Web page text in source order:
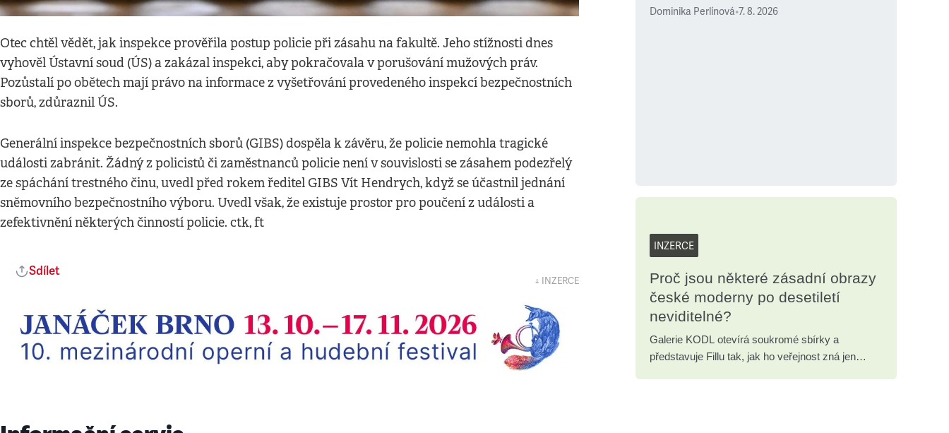
Otec chtěl vědět, jak inspekce prověřila postup policie při zásahu na fakultě. Jeho stížnosti dnes
vyhověl Ústavní soud (ÚS) a zakázal inspekci, aby pokračovala v porušování mužových práv.
Pozůstalí po obětech mají právo na informace z vyšetřování provedeného inspekcí bezpečnostních
sborů, zdůraznil ÚS.
Generální inspekce bezpečnostních sborů (GIBS) dospěla k závěru, že policie nemohla tragické
události zabránit. Žádný z policistů či zaměstnanců policie není v souvislosti se zásahem podezřelý
ze spáchání trestného činu, uvedl před rokem ředitel GIBS Vít Hendrych, když se účastnil jednání
sněmovního bezpečnostního výboru. Uvedl však, že existuje prostor pro poučení z události a
zefektivnění některých činností policie. ctk, ft
Sdílet
↓ INZERCE
Dominika Perlínová•7. 8. 2026
INZERCE
Proč jsou některé zásadní obrazy
české moderny po desetiletí
neviditelné?
Galerie KODL otevírá soukromé sbírky a
představuje Fillu tak, jak ho veřejnost zná jen